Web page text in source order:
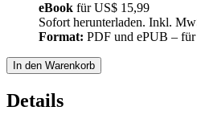
eBook fürUS$ 15,99
Sofort herunterladen. Inkl.
Format: PDF und ePUB – für
In den Warenkorb
Details